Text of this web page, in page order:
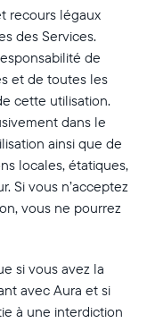
recours légaux
des Services.
de
et de toutes les
cette utilisation.
dans le
ainsi que de
locales, étatiques,
Si vous n’acceptez
vous ne pourrez
si vous avez la
avec Aura et si
à une interdiction